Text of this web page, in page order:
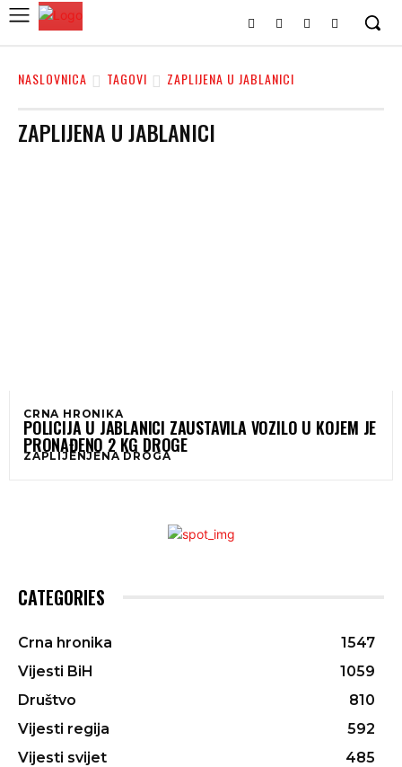
NASLOVNICA TAGOVI ZAPLIJENA U JABLANICI
ZAPLIJENA U JABLANICI
CRNA HRONIKA
POLICIJA U JABLANICI ZAUSTAVILA VOZILO U KOJEM JE
PRONAĐENO 2 KG DROGE
ZAPLIJENJENA DROGA
CATEGORIES
Crna hronika
1547
Vijesti BiH
1059
Društvo
810
Vijesti regija
592
Vijesti svijet
485